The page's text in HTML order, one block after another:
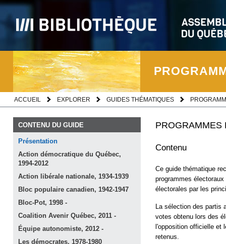
ACCUEIL EXPLORER GUIDES THÉMATIQUES
CONTENU DU GUIDE
Présentation
Action démocratique du Québec,
1994-2012
Action libérale nationale, 1934-1939
Bloc populaire canadien, 1942-1947
Bloc-Pot, 1998 -
Coalition Avenir Québec, 2011 -
Équipe autonomiste, 2012 -
Les démocrates, 1978-1980
PROGRAMMES
Contenu
Ce guide thématique
programmes
électorales par les
La sélection des partis
votes obtenu lors des
l'opposition officielle et
retenus.